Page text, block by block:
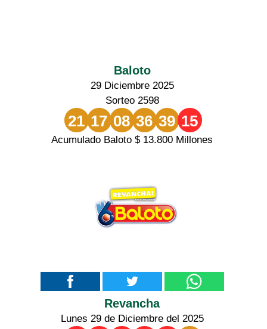
Baloto
29 Diciembre 2025
Sorteo 2598
21 17 08 36 39 15
Acumulado Baloto $ 13.800 Millones
Revancha
Lunes 29 de Diciembre del 2025